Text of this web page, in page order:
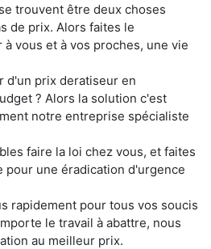
trouvent être deux choses
de prix. Alors faites le
vous et à vos proches, une vie
d'un prix deratiseur en
? Alors la solution c'est
notre entreprise spécialiste
faire la loi chez vous, et faites
pour une éradication d'urgence
rapidement pour tous vos soucis
le travail à abattre, nous
au meilleur prix.